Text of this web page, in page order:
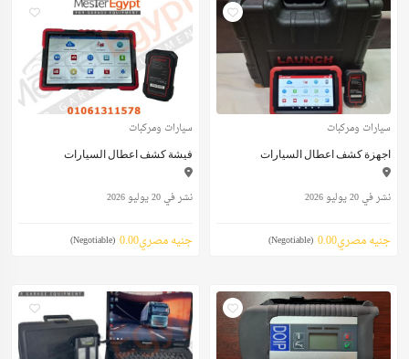
سيارات ومركبات
اجهزة كشف اعطال السيارات
نشر في 20 يوليو 2026
جنيه مصري0.00 (Negotiable)
سيارات ومركبات
فيشة كشف اعطال السيارات
نشر في 20 يوليو 2026
جنيه مصري0.00 (Negotiable)